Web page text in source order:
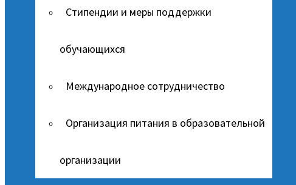
Стипендии и меры поддержки
обучающихся
Международное сотрудничество
Организация питания в образовательной
организации